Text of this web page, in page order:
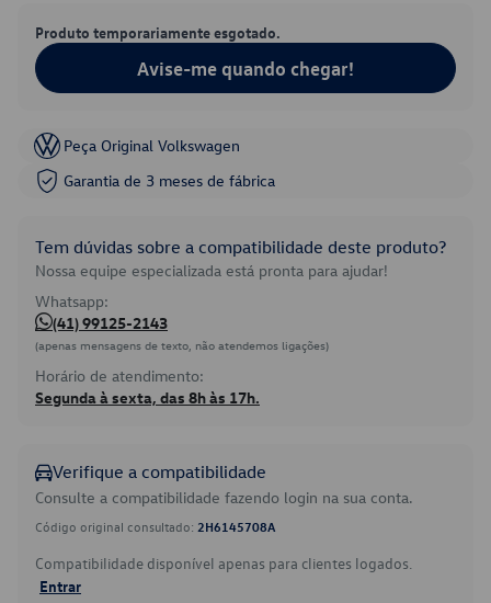
Produto temporariamente esgotado.
Avise-me quando chegar!
Peça Original Volkswagen
Garantia de 3 meses de fábrica
Tem dúvidas sobre a compatibilidade deste produto?
Nossa equipe especializada está pronta para ajudar!
Whatsapp:
(41) 99125-2143
(apenas mensagens de texto, não atendemos ligações)
Horário de atendimento:
Segunda à sexta, das 8h às 17h.
Verifique a compatibilidade
Consulte a compatibilidade fazendo login na sua conta.
Código original consultado: 2H6145708A
Compatibilidade disponível apenas para clientes logados.
Entrar